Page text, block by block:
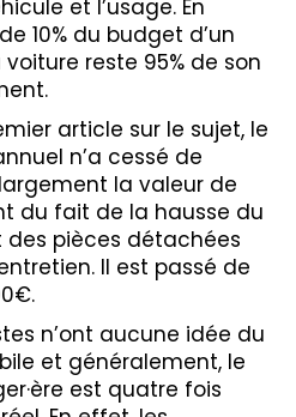
et l’usage. En
10% du budget d’un
reste 95% de son
article sur le sujet, le
n’a cessé de
la valeur de
du fait de la hausse du
pièces détachées
Il est passé de
n’ont aucune idée du
et généralement, le
est quatre fois